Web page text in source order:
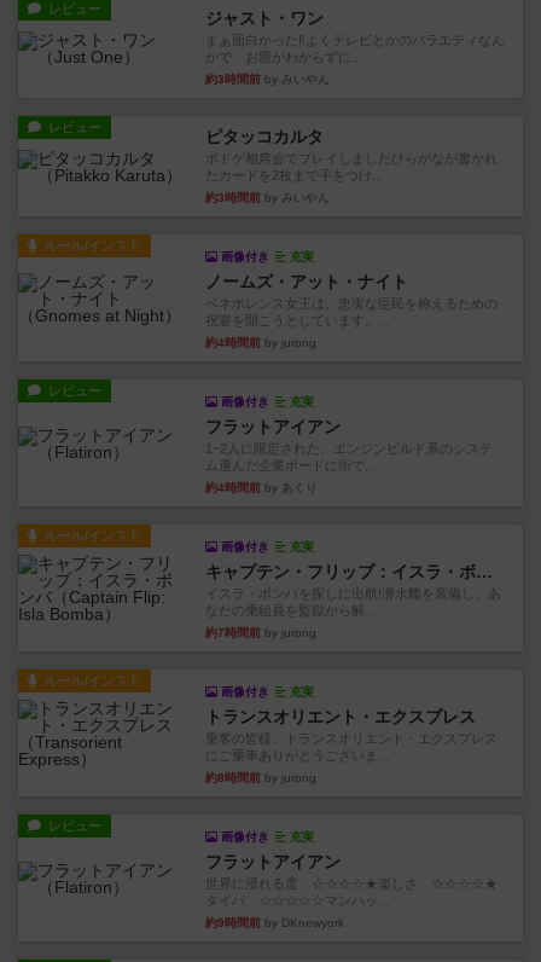
レビュー ジャスト・ワン
まぁ面白かった‼️よくテレビとかのバラエティなん
かで、お題がわからずに...
約3時間前 by みいやん
レビュー ピタッコカルタ
ボドゲ相席会でプレイしましたひらがなが書かれ
たカードを2枚まで手をつけ...
約3時間前 by みいやん
ルール/インスト
画像付き 充実
ノームズ・アット・ナイト
ベネボレンス女王は、忠実な臣民を称えるための
祝宴を開こうとしています。...
約4時間前 by jurong
レビュー
画像付き 充実
フラットアイアン
1~2人に限定された、エンジンビルド系のシステ
ム選んだ企業ボードに街で...
約4時間前 by あくり
ルール/インスト
画像付き 充実
キャプテン・フリップ：イスラ・ボンバ
イスラ・ボンバを探しに出航!潜水艦を装備し、あ
なたの乗組員を監獄から解...
約7時間前 by jurong
ルール/インスト
画像付き 充実
トランスオリエント・エクスプレス
乗客の皆様、トランスオリエント・エクスプレス
にご乗車ありがとうございま...
約8時間前 by jurong
レビュー
画像付き 充実
フラットアイアン
世界に浸れる度 ☆☆☆☆★楽しさ ☆☆☆☆★
タイパ ☆☆☆☆☆マンハッ...
約9時間前 by DKnewyork